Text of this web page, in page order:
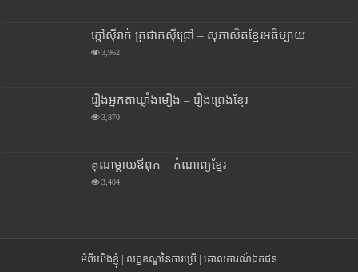
ក្តៅស៊ីរាក់ ត្រជាក់ស៊ីជ្រៅ – សុភាសិតខ្មែរអធិប្បាយ
3,962
រឿងអ្នកតាឃ្លាំងមឿង – រឿងព្រេងខ្មែរ
3,870
គុណម្តាយឪពុក – កំណាព្យខ្មែរ
3,404
អំពីយើងខ្ញុំ | លក្ខខណ្ឌនៃការប្រើ | គោលការណ៍ឯកជន